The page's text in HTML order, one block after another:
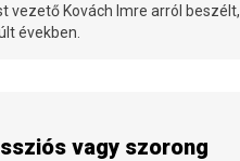
vezető Kovách Imre arról beszélt,
években.
vagy szorong